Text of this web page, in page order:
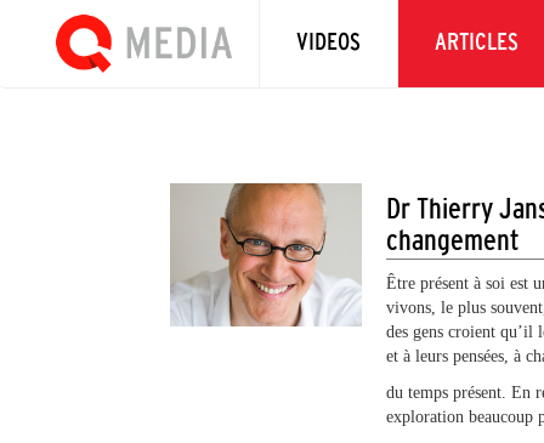
VIDEOS ARTICLES
Dr Thierry
changement
Être présent à soi est
vivons, le plus
des gens croient qu’il
et à leurs pensées, à
du temps présent. En
exploration beaucoup